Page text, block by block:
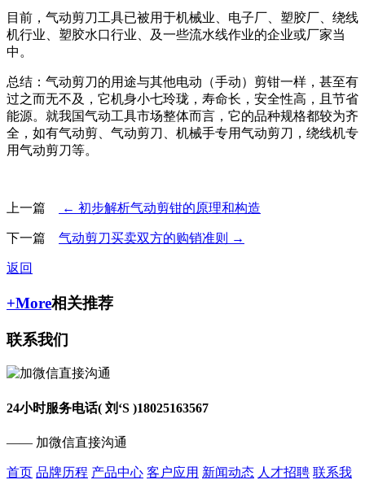
目前，气动剪刀工具已被用于机械业、电子厂、塑胶厂、绕线
机行业、塑胶水口行业、及一些流水线作业的企业或厂家当
中。
总结：气动剪刀的用途与其他电动（手动）剪钳一样，甚至有
过之而无不及，它机身小七玲珑，寿命长，安全性高，且节省
能源。就我国气动工具市场整体而言，它的品种规格都较为齐
全，如有气动剪、气动剪刀、机械手专用气动剪刀，绕线机专
用气动剪刀等。
上一篇 ← 初步解析气动剪钳的原理和构造
下一篇 气动剪刀买卖双方的购销准则 →
返回
+More相关推荐
联系我们
24小时服务电话( 刘‘S )18025163567
—— 加微信直接沟通
首页 品牌历程 产品中心 客户应用 新闻动态 人才招聘 联系我